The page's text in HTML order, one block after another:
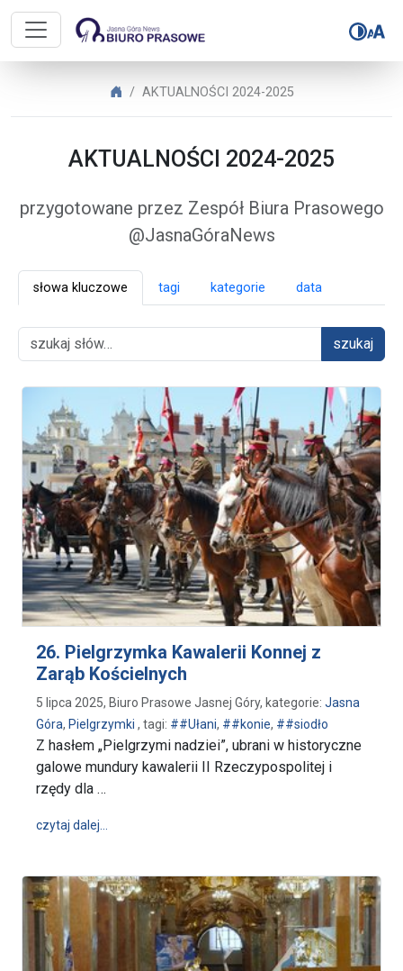
Biuro Prasowe Jasnej Góry –
Biuro Prasowe Jasnej Góry
AKTUALNOŚCI 2024-2025
AKTUALNOŚCI 2024-2025
przygotowane przez Zespół Biura Prasowego
@JasnaGóraNews
słowa kluczowe tagi kategorie data
szukaj
26. Pielgrzymka Kawalerii Konnej z
Zarąb Kościelnych
5 lipca 2025, Biuro Prasowe Jasnej Góry, kategorie: Jasna
Góra, Pielgrzymki , tagi: ##Ułani, ##konie, ##siodło
Z hasłem „Pielgrzymi nadziei”, ubrani w historyczne
galowe mundury kawalerii II Rzeczypospolitej i
rzędy dla …
czytaj dalej…